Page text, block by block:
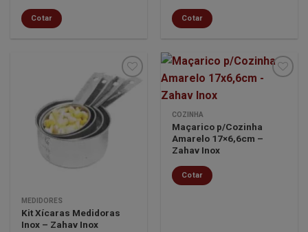
Cotar Cotar
Minha
lista de
desejos
MEDIDORES
Kit Xícaras Medidoras
Inox – Zahav Inox
lista de
desejos
COZINHA
Maçarico p/Cozinha
Amarelo 17×6,6cm –
Zahav Inox
Cotar